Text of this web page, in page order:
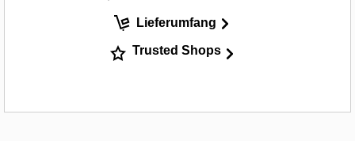
Lieferumfang
Trusted Shops